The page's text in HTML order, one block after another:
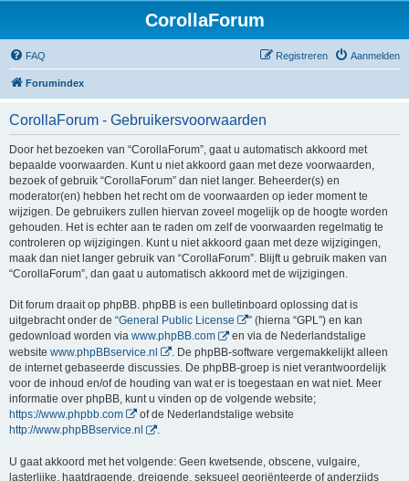
CorollaForum
FAQ Aanmelden
Registreren
Forumindex
CorollaForum - Gebruikersvoorwaarden
Door het bezoeken van “CorollaForum”, gaat u automatisch akkoord met
bepaalde voorwaarden. Kunt u niet akkoord gaan met deze voorwaarden,
bezoek of gebruik “CorollaForum” dan niet langer. Beheerder(s) en
moderator(en) hebben het recht om de voorwaarden op ieder moment te
wijzigen. De gebruikers zullen hiervan zoveel mogelijk op de hoogte worden
gehouden. Het is echter aan te raden om zelf de voorwaarden regelmatig te
controleren op wijzigingen. Kunt u niet akkoord gaan met deze wijzigingen,
maak dan niet langer gebruik van “CorollaForum”. Blijft u gebruik maken van
“CorollaForum”, dan gaat u automatisch akkoord met de wijzigingen.
Dit forum draait op phpBB. phpBB is een bulletinboard oplossing dat is
uitgebracht onder de “General Public License
” (hierna “GPL”) en kan
gedownload worden via www.phpBB.com
en via de Nederlandstalige
website www.phpBBservice.nl
. De phpBB-software vergemakkelijkt alleen
de internet gebaseerde discussies. De phpBB-groep is niet verantwoordelijk
voor de inhoud en/of de houding van wat er is toegestaan en wat niet. Meer
informatie over phpBB, kunt u vinden op de volgende website;
https://www.phpbb.com
of de Nederlandstalige website
http://www.phpBBservice.nl
.
U gaat akkoord met het volgende: Geen kwetsende, obscene, vulgaire,
lasterlijke, haatdragende, dreigende, seksueel georiënteerde of anderzijds